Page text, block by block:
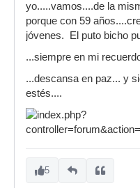
yo.....vamos....de la
porque con 59
jóvenes. El puto bicho
...siempre en mi
...descansa en paz... y
estés....
5